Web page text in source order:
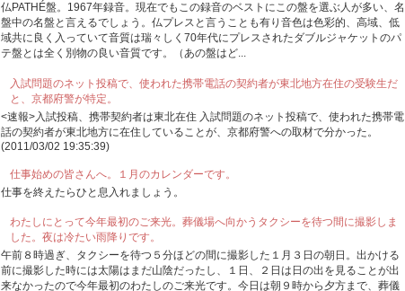
仏PATHÉ盤。1967年録音。現在でもこの録音のベストにこの盤を選ぶ人が多い、名
盤中の名盤と言えるでしょう。仏プレスと言うことも有り音色は色彩的、高域、低
域共に良く入っていて音質は瑞々しく70年代にプレスされたダブルジャケットのパ
テ盤とは全く別物の良い音質です。（あの盤はど...
入試問題のネット投稿で、使われた携帯電話の契約者が東北地方在住の受験生だ
と、京都府警が特定。
<速報>入試投稿、携帯契約者は東北在住 入試問題のネット投稿で、使われた携帯電
話の契約者が東北地方に在住していることが、京都府警への取材で分かった。
(2011/03/02 19:35:39)
仕事始めの皆さんへ。１月のカレンダーです。
仕事を終えたらひと息入れましょう。
わたしにとって今年最初のご来光。葬儀場へ向かうタクシーを待つ間に撮影しま
した。夜は冷たい雨降りです。
午前８時過ぎ、タクシーを待つ５分ほどの間に撮影した１月３日の朝日。出かける
前に撮影した時には太陽はまだ山陰だったし、１日、２日は日の出を見ることが出
来なかったので今年最初のわたしのご来光です。今日は朝９時から夕方まで、葬儀